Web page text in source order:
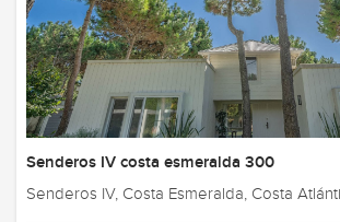
Senderos IV costa esmeralda 300
Senderos IV, Costa Esmeralda, Costa